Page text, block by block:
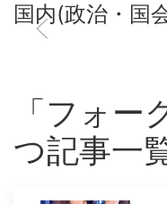
国内(政治・国
「フォー
つ記事一